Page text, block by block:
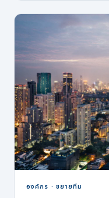
องค์กร · ขยายทีม